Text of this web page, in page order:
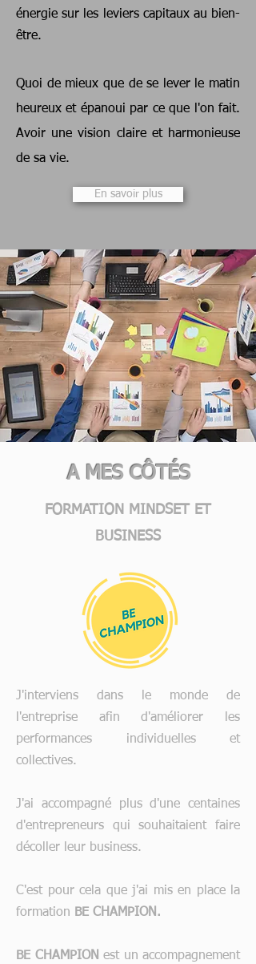
énergie sur les leviers capitaux au bien-
être.
Quoi de mieux que de se lever le matin
heureux et épanoui par ce que l'on fait.
Avoir une vision claire et harmonieuse
de sa vie.
En savoir plus
A MES CÔTÉS
FORMATION MINDSET ET
BUSINESS
J'interviens dans le monde de
l'entreprise afin d'améliorer les
performances individuelles et
collectives.
J'ai accompagné plus d'une centaines
d'entrepreneurs qui souhaitaient faire
décoller leur business.
C'est pour cela que j'ai mis en place la
formation BE CHAMPION.
BE CHAMPION est un accompagnement